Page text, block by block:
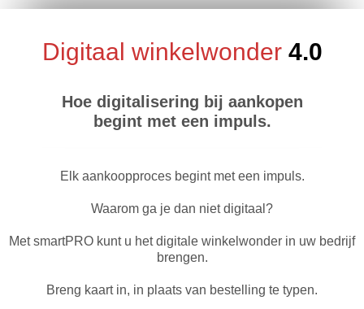
Digitaal winkelwonder 4.0
Hoe digitalisering bij aankopen
begint met een impuls.
Elk aankoopproces begint met een impuls.
Waarom ga je dan niet digitaal?
Met smartPRO kunt u het digitale winkelwonder in uw bedrijf
brengen.
Breng kaart in, in plaats van bestelling te typen.